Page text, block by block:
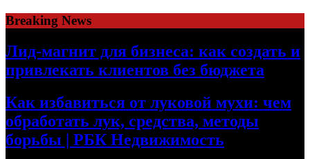
Skip
to
content
Breaking News
Лид-магнит для бизнеса: как создать и
привлекать клиентов без бюджета
Как избавиться от луковой мухи: чем
обработать лук, средства, методы
борьбы | РБК Недвижимость